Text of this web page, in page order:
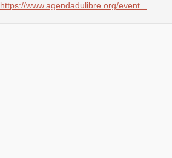
https://www.agendadulibre.org/event...